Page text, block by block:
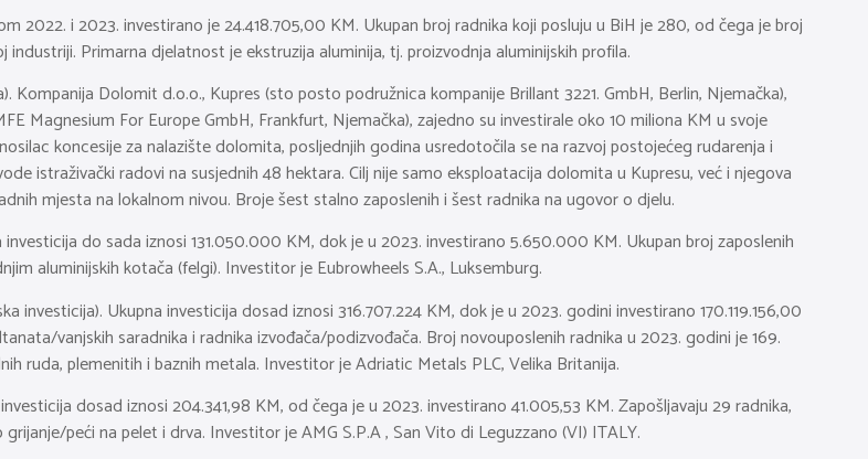
2022. i 2023. investirano je 24.418.705,00 KM. Ukupan broj radnika koji posluju u BiH je 280, od čega je broj
Primarna djelatnost je ekstruzija aluminija, tj. proizvodnja aluminijskih profila.
Dolomit d.o.o., Kupres (sto posto podružnica kompanije Brillant 3221. GmbH, Berlin, Njemačka),
Magnesium For Europe GmbH, Frankfurt, Njemačka), zajedno su investirale oko 10 miliona KM u svoje
koncesije za nalazište dolomita, posljednjih godina usredotočila se na razvoj postojećeg rudarenja i
istraživački radovi na susjednih 48 hektara. Cilj nije samo eksploatacija dolomita u Kupresu, već i njegova
mjesta na lokalnom nivou. Broje šest stalno zaposlenih i šest radnika na ugovor o djelu.
do sada iznosi 131.050.000 KM, dok je u 2023. investirano 5.650.000 KM. Ukupan broj zaposlenih
aluminijskih kotača (felgi). Investitor je Eubrowheels S.A., Luksemburg.
Ukupna investicija dosad iznosi 316.707.224 KM, dok je u 2023. godini investirano 170.119.156,00
vanjskih saradnika i radnika izvođača/podizvođača. Broj novouposlenih radnika u 2023. godini je 169.
ruda, plemenitih i baznih metala. Investitor je Adriatic Metals PLC, Velika Britanija.
dosad iznosi 204.341,98 KM, od čega je u 2023. investirano 41.005,53 KM. Zapošljavaju 29 radnika,
peći na pelet i drva. Investitor je AMG S.P.A , San Vito di Leguzzano (VI) ITALY.